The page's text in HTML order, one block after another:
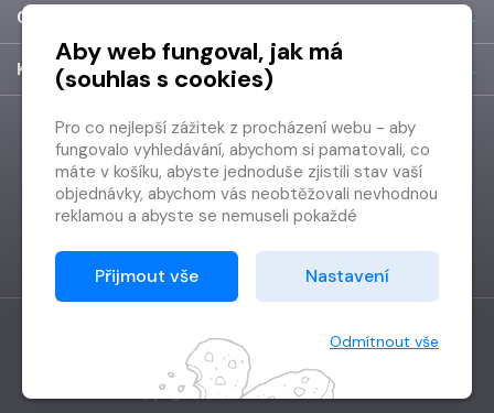
O společnosti
Kontakt
Vytvořilo Grand IT s.r.o.
Copyright © 2026 Radioservis a.s.
Aby web fungoval, jak má
(souhlas s cookies)
Pro co nejlepší zážitek z procházení webu - aby
fungovalo vyhledávání, abychom si pamatovali, co
máte v košíku, abyste jednoduše zjistili stav vaší
objednávky, abychom vás neobtěžovali nevhodnou
reklamou a abyste se nemuseli pokaždé
Proto od vás potřebujeme souhlas se
zpracováním souborů cookies
Děkujeme, že nám ho dáte a pomůžete nám tak
Přijmout vše Nastavení
Odmítnout vše